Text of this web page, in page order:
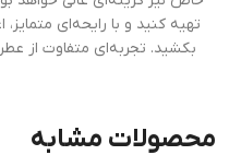
تهیه کنید و با رایحه‌ای
بکشید. تجربه‌ای متفاوت از
محصولات مشابه